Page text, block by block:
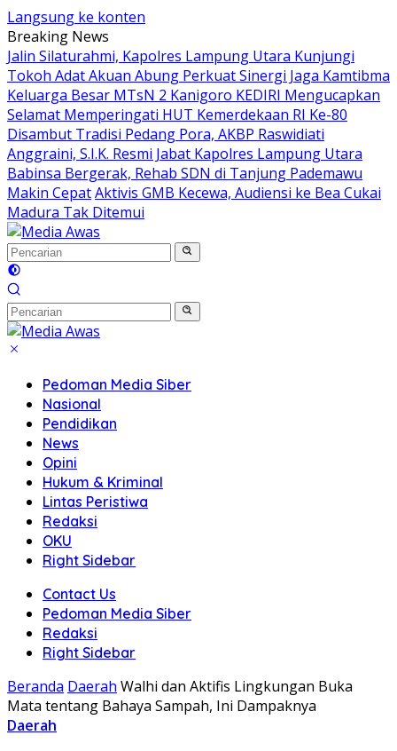
Langsung ke konten
Breaking News
Jalin Silaturahmi, Kapolres Lampung Utara Kunjungi
Tokoh Adat Akuan Abung Perkuat Sinergi Jaga Kamtibma
Keluarga Besar MTsN 2 Kanigoro KEDIRI Mengucapkan
Selamat Memperingati HUT Kemerdekaan RI Ke-80
Disambut Tradisi Pedang Pora, AKBP Raswidiati
Anggraini, S.I.K. Resmi Jabat Kapolres Lampung Utara
Babinsa Bergerak, Rehab SDN di Tanjung Pademawu
Makin CepatAktivis GMB Kecewa, Audiensi ke Bea Cukai
Madura Tak Ditemui
Pedoman Media Siber
Nasional
Pendidikan
News
Opini
Hukum & Kriminal
Lintas Peristiwa
Redaksi
OKU
Right Sidebar
Contact Us
Pedoman Media Siber
Redaksi
Right Sidebar
Beranda Daerah Walhi dan Aktifis Lingkungan Buka
Mata tentang Bahaya Sampah, Ini Dampaknya
Daerah